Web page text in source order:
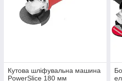
Кутова шліфувальна машина
PowerSlice 180 мм